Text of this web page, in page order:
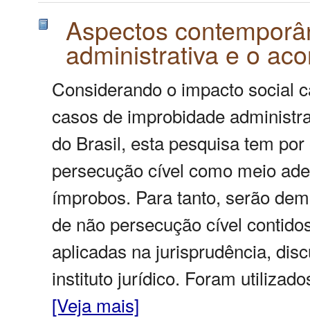
Aspectos
administrativa e o
Considerando o impacto social
casos de improbidade
do Brasil, esta pesquisa tem
persecução cível como meio
ímprobos. Para tanto, serão
de não persecução cível
aplicadas na jurisprudência,
instituto jurídico. Foram
[Veja mais]